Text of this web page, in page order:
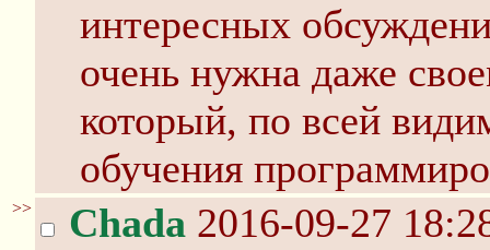
интересных
очень нужна даже
который, по всей
обучения
>> Chada 2016-09-27